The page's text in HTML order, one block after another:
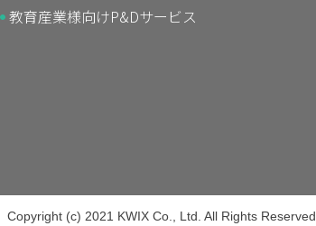
教育産業様向けP&Dサービス
Copyright (c) 2021 KWIX Co., Ltd. All Rights Reserved.